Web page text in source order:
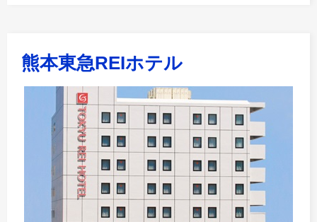
熊本東急REIホテル